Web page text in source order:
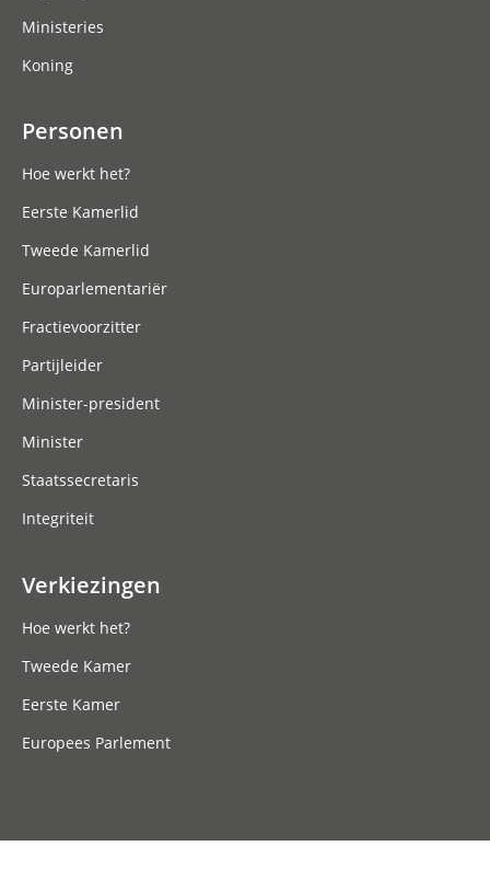
Ministeries
Koning
Personen
Hoe werkt het?
Eerste Kamerlid
Tweede Kamerlid
Europarlementariër
Fractievoorzitter
Partijleider
Minister-president
Minister
Staatssecretaris
Integriteit
Verkiezingen
Hoe werkt het?
Tweede Kamer
Eerste Kamer
Europees Parlement